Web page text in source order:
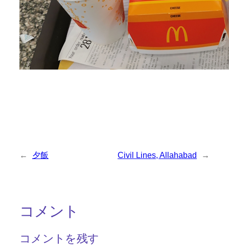
← 夕飯 Civil Lines, Allahabad →
コメント
コメントを残す